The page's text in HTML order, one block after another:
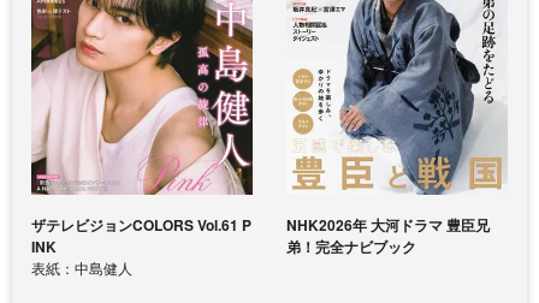
ザテレビジョンCOLORS Vol.61 P
INK
表紙：中島健人
NHK2026年 大河ドラマ 豊臣兄
弟！完全ナビブック